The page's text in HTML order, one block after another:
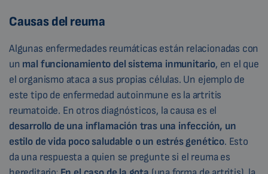
Causas del reuma
Algunas enfermedades reumáticas están relacionadas con
un mal funcionamiento del sistema inmunitario, en el que
el organismo ataca a sus propias células. Un ejemplo de
este tipo de enfermedad autoinmune es la artritis
reumatoide. En otros diagnósticos, la causa es el
desarrollo de una inflamación tras una infección, un
estilo de vida poco saludable o un estrés genético. Esto
da una respuesta a quien se pregunte si el reuma es
.